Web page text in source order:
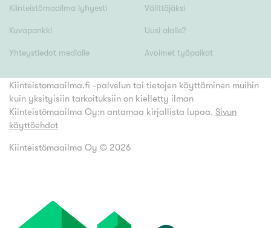
Kiinteistömaailma lyhyesti
Kuvapankki
Yhteystiedot medialle
Välittäjäksi
Uusi alalle?
Avoimet työpaikat
Kiinteistomaailma.fi -palvelun tai tietojen käyttäminen muihin
kuin yksityisiin tarkoituksiin on kielletty ilman
Kiinteistömaailma Oy:n antamaa kirjallista lupaa. Sivun
käyttöehdot
Kiinteistömaailma Oy © 2026